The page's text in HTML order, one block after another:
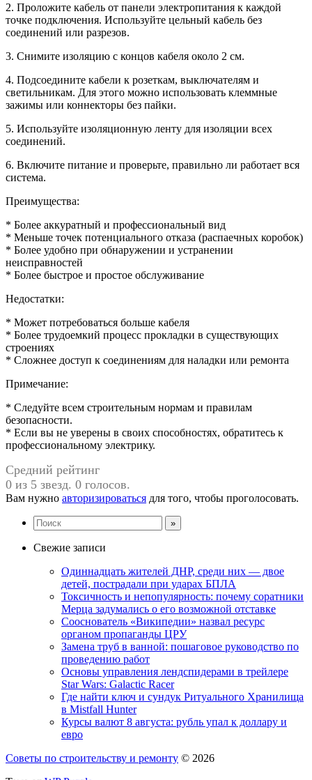
2. Проложите кабель от панели электропитания к каждой
точке подключения. Используйте цельный кабель без
соединений или разрезов.
3. Снимите изоляцию с концов кабеля около 2 см.
4. Подсоедините кабели к розеткам, выключателям и
светильникам. Для этого можно использовать клеммные
зажимы или коннекторы без пайки.
5. Используйте изоляционную ленту для изоляции всех
соединений.
6. Включите питание и проверьте, правильно ли работает вся
система.
Преимущества:
* Более аккуратный и профессиональный вид
* Меньше точек потенциального отказа (распаечных коробок)
* Более удобно при обнаружении и устранении
неисправностей
* Более быстрое и простое обслуживание
Недостатки:
* Может потребоваться больше кабеля
* Более трудоемкий процесс прокладки в существующих
строениях
* Сложнее доступ к соединениям для наладки или ремонта
Примечание:
* Следуйте всем строительным нормам и правилам
безопасности.
* Если вы не уверены в своих способностях, обратитесь к
профессиональному электрику.
Средний рейтинг
0 из 5 звезд. 0 голосов.
Вам нужно авторизироваться для того, чтобы проголосовать.
Свежие записи
Одиннадцать жителей ДНР, среди них — двое
детей, пострадали при ударах БПЛА
Токсичность и непопулярность: почему соратники
Мерца задумались о его возможной отставке
Сооснователь «Википедии» назвал ресурс
органом пропаганды ЦРУ
Замена труб в ванной: пошаговое руководство по
проведению работ
Основы управления лендспидерами в трейлере
Star Wars: Galactic Racer
Где найти ключ и сундук Ритуального Хранилища
в Mistfall Hunter
Курсы валют 8 августа: рубль упал к доллару и
евро
Советы по строительству и ремонту © 2026